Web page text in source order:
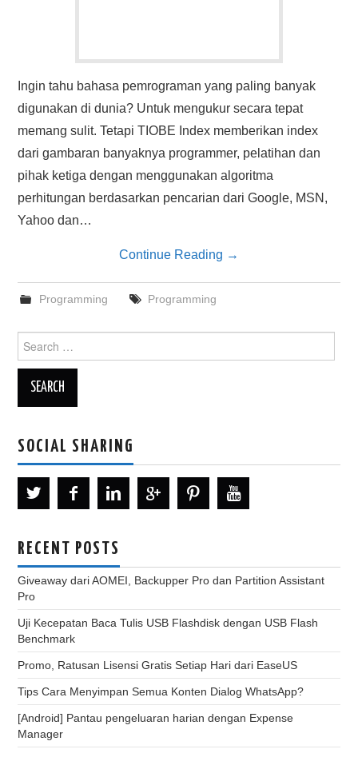
Ingin tahu bahasa pemrograman yang paling banyak
digunakan di dunia? Untuk mengukur secara tepat
memang sulit. Tetapi TIOBE Index memberikan index
dari gambaran banyaknya programmer, pelatihan dan
pihak ketiga dengan menggunakan algoritma
perhitungan berdasarkan pencarian dari Google, MSN,
Yahoo dan…
Continue Reading →
Programming Programming
for:
SOCIAL SHARING
RECENT POSTS
Giveaway dari AOMEI, Backupper Pro dan Partition Assistant
Pro
Uji Kecepatan Baca Tulis USB Flashdisk dengan USB Flash
Benchmark
Promo, Ratusan Lisensi Gratis Setiap Hari dari EaseUS
Tips Cara Menyimpan Semua Konten Dialog WhatsApp?
[Android] Pantau pengeluaran harian dengan Expense
Manager